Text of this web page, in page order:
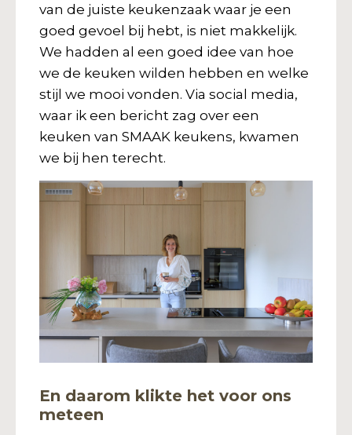
van de juiste keukenzaak waar je een
goed gevoel bij hebt, is niet makkelijk.
We hadden al een goed idee van hoe
we de keuken wilden hebben en welke
stijl we mooi vonden. Via social media,
waar ik een bericht zag over een
keuken van SMAAK keukens, kwamen
we bij hen terecht.
En daarom klikte het voor ons
meteen